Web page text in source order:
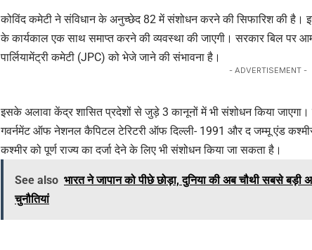
कोविंद कमेटी ने संविधान के अनुच्छेद 82 में संशोधन करने की सिफारिश की
के कार्यकाल एक साथ समाप्त करने की व्यवस्था की जाएगी। सरकार बिल पर
पार्लियामेंट्री कमेटी (JPC) को भेजे जाने की संभावना है।
- ADVERTISEMENT -
इसके अलावा केंद्र शासित प्रदेशों से जुड़े 3 कानूनों में भी संशोधन किया
गवर्नमेंट ऑफ नेशनल कैपिटल टेरिटरी ऑफ दिल्ली- 1991 और द जम्मू एंड
कश्मीर को पूर्ण राज्य का दर्जा देने के लिए भी संशोधन किया जा सकता है।
See also भारत ने जापान को पीछे छोड़ा, दुनिया की अब चौथी सबसे बड़ी
चुनौतियां